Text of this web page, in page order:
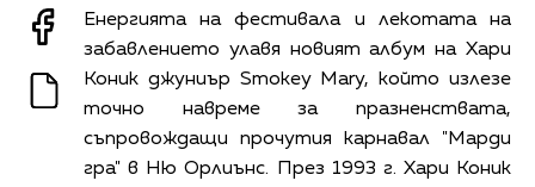
Енергията на фестивала и лекотата на
забавлението улавя новият албум на Хари
Коник джуниър Smokey Mary, който излезе
точно навреме за празненствата,
съпровождащи прочутия карнавал "Марди
гра" в Ню Орлиънс. През 1993 г. Хари Коник